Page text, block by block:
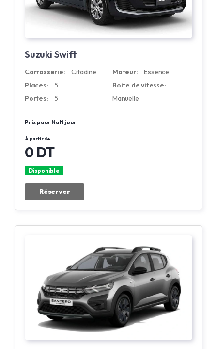
Suzuki Swift
Carrosserie:
Citadine
Places:
5
Portes:
5
Moteur:
Essence
Boite de vitesse:
Manuelle
Prix pour NaN jour
À partir de
0 DT
Disponible
Réserver